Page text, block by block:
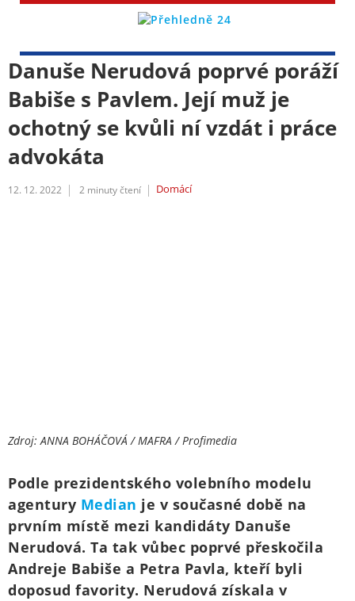
Danuše Nerudová poprvé poráží
Babiše s Pavlem. Její muž je
ochotný se kvůli ní vzdát i práce
advokáta
12. 12. 2022 2 minuty čtení Domácí
Zdroj: ANNA BOHÁČOVÁ / MAFRA / Profimedia
Podle prezidentského volebního modelu
agentury Median je v současné době na
prvním místě mezi kandidáty Danuše
Nerudová. Ta tak vůbec poprvé přeskočila
Andreje Babiše a Petra Pavla, kteří byli
doposud favority. Nerudová získala v